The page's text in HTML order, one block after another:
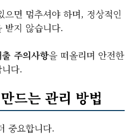
으면 멈추셔야 하며, 정상적인
받지 않습니다.
주의사항을 떠올리며 안전한
다.
드는 관리 방법
중요합니다.